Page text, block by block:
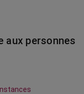
aux personnes